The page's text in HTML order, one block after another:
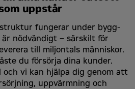
uppstår
fungerar under bygg-
nödvändigt – särskilt för
till miljontals människor.
du försörja dina kunder.
vi kan hjälpa dig genom att
uppvärmning och